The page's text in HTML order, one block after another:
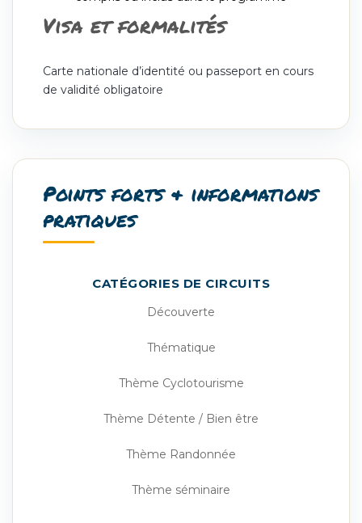
Visa et formalités
Carte nationale d’identité ou passeport en cours
de validité obligatoire
Points forts & informations
pratiques
CATÉGORIES DE CIRCUITS
Découverte
Thématique
Thème Cyclotourisme
Thème Détente / Bien être
Thème Randonnée
Thème séminaire